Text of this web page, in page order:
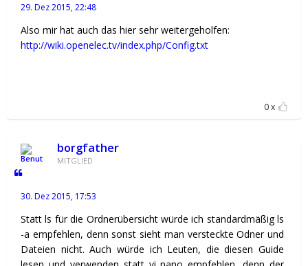
29. Dez 2015, 22:48
Also mir hat auch das hier sehr weitergeholfen:
http://wiki.openelec.tv/index.php/Config.txt
0
borgfather
MITGLIED
30. Dez 2015, 17:53
Statt ls für die Ordnerübersicht würde ich standardmäßig ls
-a empfehlen, denn sonst sieht man versteckte Odner und
Dateien nicht. Auch würde ich Leuten, die diesen Guide